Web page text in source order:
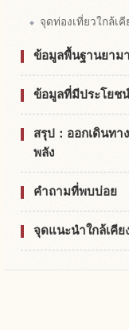
จุดท่องเที่ยวใกล้เคี
ข้อมูลพื้นฐานยามา
ข้อมูลที่มีประโยช
สรุป：ออกเดินทา
พลัง
คำถามที่พบบ่อย
จุดแนะนำใกล้เคีย